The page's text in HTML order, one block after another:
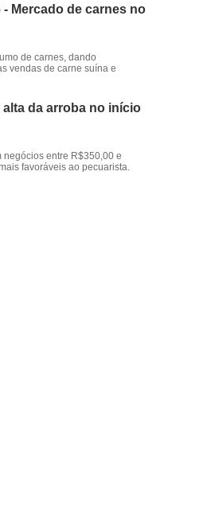
Mercado de carnes no
de carnes, dando
vendas de carne suína e
da arroba no início
negócios entre R$350,00 e
favoráveis ao pecuarista.